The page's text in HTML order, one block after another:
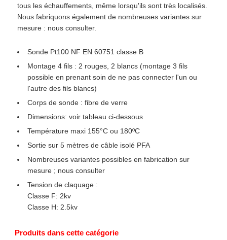
tous les échauffements, même lorsqu'ils sont très localisés.
Nous fabriquons également de nombreuses variantes sur
mesure : nous consulter.
Sonde Pt100 NF EN 60751 classe B
Montage 4 fils : 2 rouges, 2 blancs (montage 3 fils
possible en prenant soin de ne pas connecter l'un ou
l'autre des fils blancs)
Corps de sonde : fibre de verre
Dimensions: voir tableau ci-dessous
Température maxi 155°C ou 180ºC
Sortie sur 5 mètres de câble isolé PFA
Nombreuses variantes possibles en fabrication sur
mesure ; nous consulter
Tension de claquage :
Classe F: 2kv
Classe H: 2.5kv
Produits dans cette catégorie